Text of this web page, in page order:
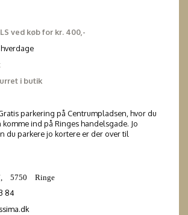
ved køb for kr. 400,-
i butik
parkering på Centrumpladsen, hvor du
ind på Ringes handelsgade. Jo
du parkere jo kortere er der over til
5750 Ringe
84